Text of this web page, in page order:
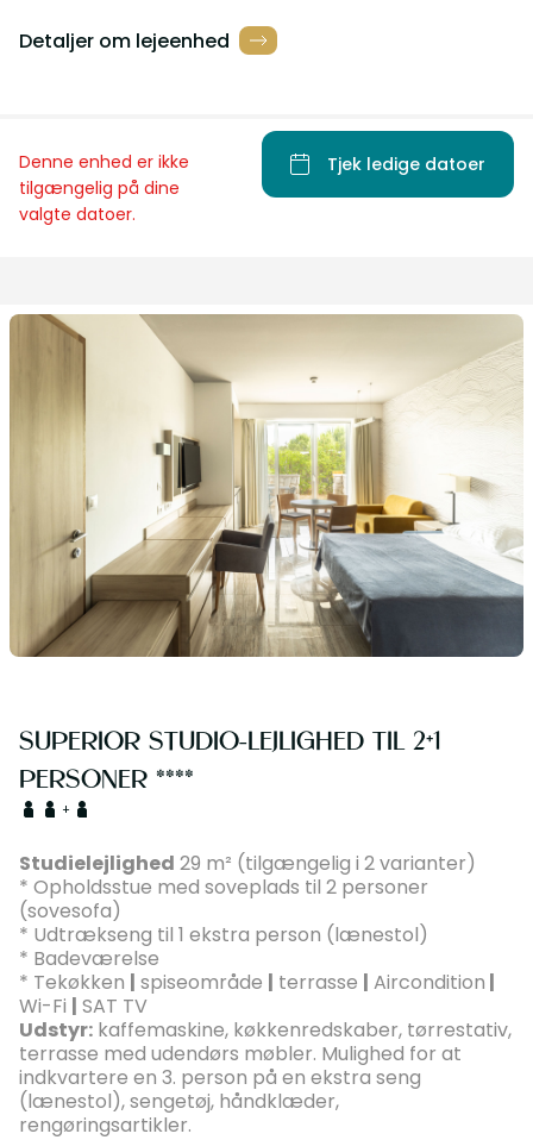
Detaljer om lejeenhed
Denne enhed er ikke
tilgængelig på dine
valgte datoer.
Tjek ledige datoer
SUPERIOR STUDIO-LEJLIGHED TIL 2+1
PERSONER ****
+
Studielejlighed 29 m² (tilgængelig i 2 varianter)
* Opholdsstue med soveplads til 2 personer
(sovesofa)
* Udtrækseng til 1 ekstra person (lænestol)
* Badeværelse
* Tekøkken | spiseområde | terrasse | Aircondition |
Wi-Fi | SAT TV
Udstyr: kaffemaskine, køkkenredskaber, tørrestativ,
terrasse med udendørs møbler. Mulighed for at
indkvartere en 3. person på en ekstra seng
(lænestol), sengetøj, håndklæder,
rengøringsartikler.